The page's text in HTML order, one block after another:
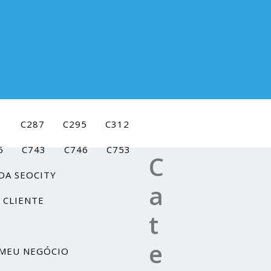
C287 C295 C312
C743 C746 C753
SEOCITY
NEGÓCIO
C
a
t
e